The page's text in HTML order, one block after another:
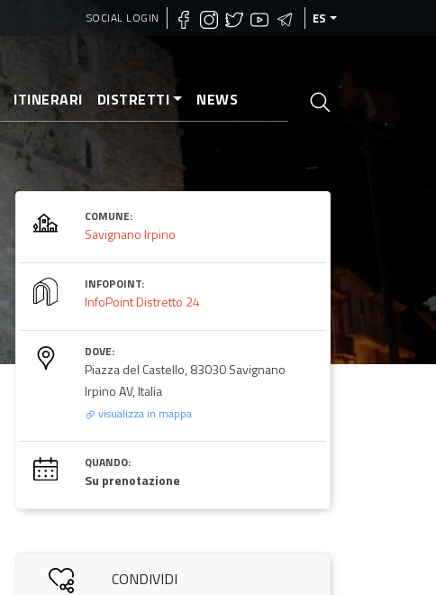
SOCIAL LOGIN ES
ITINERARI DISTRETTI NEWS
COMUNE:
Savignano Irpino
INFOPOINT:
InfoPoint Distretto 24
DOVE:
Piazza del Castello, 83030 Savignano
Irpino AV, Italia
visualizza in mappa
QUANDO:
Su prenotazione
CONDIVIDI